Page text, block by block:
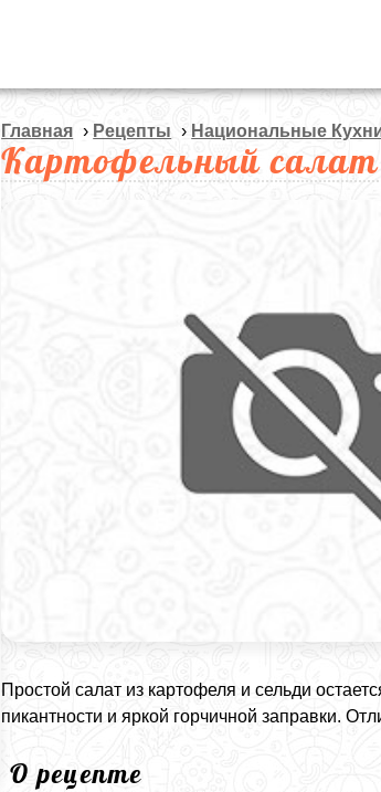
Главная › Рецепты › Национальные
Картофельный салат
Простой салат из картофеля и сельди
пикантности и яркой горчичной заправки.
О рецепте